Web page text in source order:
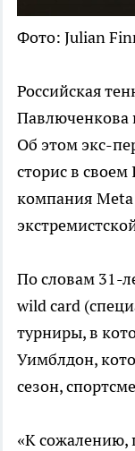
Фото: Julian
Российская
Павлюченкова
Об этом экс-
сторис в
компания
По словам 31-
wild card
турниры, в
Уимблдон,
сезон,
«К сожалению,